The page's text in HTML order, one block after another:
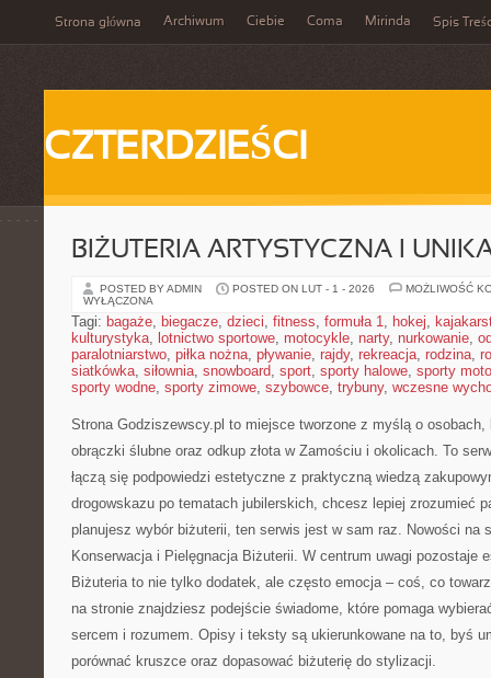
Strona główna Archiwum Ciebie Coma Mirinda Spis
CZTERDZIEŚCI
BIŻUTERIA ARTYSTYCZNA I
POSTED BY ADMIN POSTED ON LUT - 1 - 2026
MOŻLIWOŚĆ
WYŁĄCZONA
Tagi: bagaże, biegacze, dzieci, fitness, formuła 1, hokej,
kulturystyka, lotnictwo sportowe, motocykle, narty, nurkowanie,
paralotniarstwo, piłka nożna, pływanie, rajdy, rekreacja, rodzina,
siatkówka, siłownia, snowboard, sport, sporty halowe, sporty
sporty wodne, sporty zimowe, szybowce, trybuny, wczesne
Strona Godziszewscy.pl to miejsce tworzone z myślą o osobach,
obrączki ślubne oraz odkup złota w Zamościu i okolicach. To
łączą się podpowiedzi estetyczne z praktyczną wiedzą
drogowskazu po tematach jubilerskich, chcesz lepiej zrozumieć
planujesz wybór biżuterii, ten serwis jest w sam raz. Nowości na
Konserwacja i Pielęgnacja Biżuterii. W centrum uwagi pozostaje
Biżuteria to nie tylko dodatek, ale często emocja – coś, co
na stronie znajdziesz podejście świadome, które pomaga
sercem i rozumem. Opisy i teksty są ukierunkowane na to, byś
porównać kruszce oraz dopasować biżuterię do stylizacji.